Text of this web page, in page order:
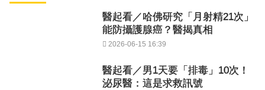
醫起看／哈佛研究「月射精21次」
能防攝護腺癌？醫揭真相
2026-06-15 16:39
醫起看／男1天要「排毒」10次！
泌尿醫：這是求救訊號